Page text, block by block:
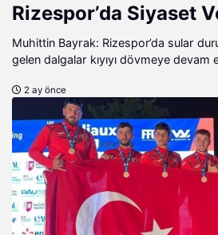
Rizespor’da Siyaset
Muhittin Bayrak: Rizespor’da sular
gelen dalgalar kıyıyı dövmeye devam
2 ay önce